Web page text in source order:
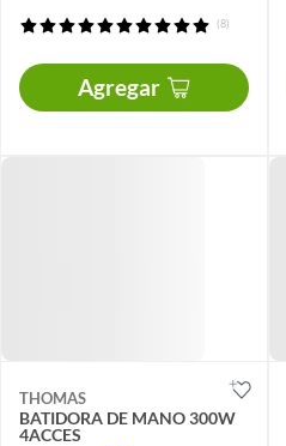
(8)
Agregar
THOMAS
BATIDORA DE MANO 300W
4ACCES